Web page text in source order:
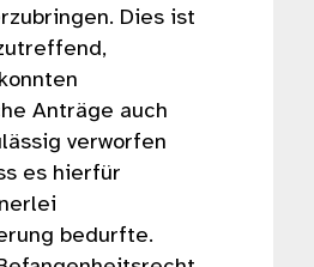
Dies ist
Anträge auch
verworfen
es hierfür
bedurfte.